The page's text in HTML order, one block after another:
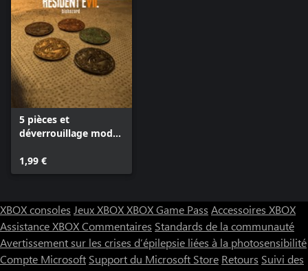
5 pièces et
déverrouillage mode
1,99 €
XBOX consoles Jeux XBOXXBOX Game Pass Accessoires XBOX
Assistance XBOXCommentaires Standards de la communauté
Avertissement sur les crises d’épilepsie liées à la photosensibilité
Compte Microsoft Support du Microsoft Store Retours Suivi des